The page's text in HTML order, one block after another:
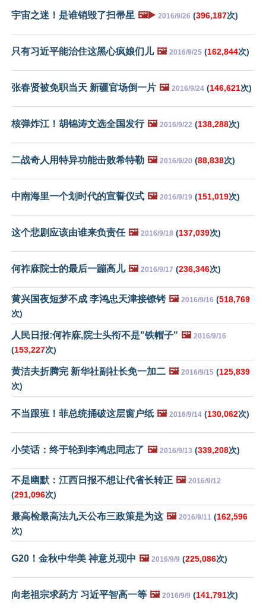
宇宙之迷！是谁销毁了扫帚星 🖼️▶️ 2016/9/26 (396,187次)
只有习近平能治住这黑心疯娘们儿 🖼️ 2016/9/25 (162,844次)
张春贤被免职当天 新疆官场倒一片 🖼️ 2016/9/24 (146,621次)
核弹炸江！胡锦涛文选全国发行 🖼️ 2016/9/22 (138,288次)
二战奇人用特异功能击败希特勒 🖼️ 2016/9/20 (88,838次)
中南海里一个划时代的宣誓仪式 🖼️ 2016/9/19 (151,019次)
这个悲剧应该由谁来负责任 🖼️ 2016/9/18 (137,039次)
何祚庥院士的最后一蹦高儿 🖼️ 2016/9/17 (236,346次)
黄兴国夜短梦不成 李鸿忠天津接镣铐 🖼️ 2016/9/16 (518,769
次)
人民日报:何祚庥,院士头衔不是"铁帽子" 🖼️ 2016/9/16
(153,227次)
黄洁夫折腾完 新华社副社长免一加二 🖼️ 2016/9/15 (125,839
次)
不当跟班！菲总统捅破这层窗户纸 🖼️ 2016/9/14 (130,062次)
小笑话：终于轮到李鸿忠同志了 🖼️ 2016/9/13 (339,208次)
不是幽默：江西日报不想让代省长转正 🖼️ 2016/9/12
(291,096次)
最高检最高法九天公布三政策是为这 🖼️ 2016/9/11 (162,596
次)
G20！金秋中华美 神意兑现中 🖼️ 2016/9/9 (225,086次)
向老祖宗求药方 习近平智高一等 🖼️ 2016/9/9 (141,791次)